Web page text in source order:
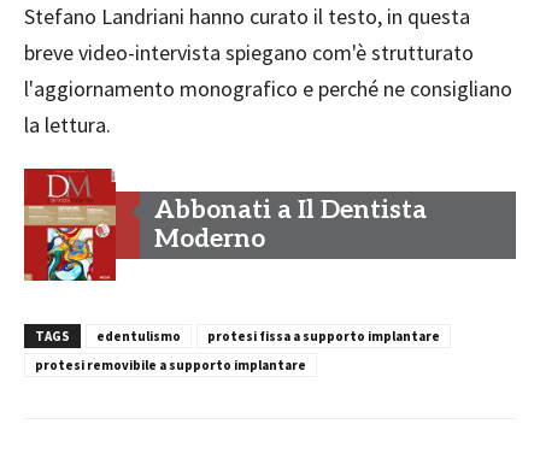
Stefano Landriani hanno curato il testo, in questa
breve video-intervista spiegano com'è strutturato
l'aggiornamento monografico e perché ne consigliano
la lettura.
Abbonati a Il Dentista
Moderno
TAGS edentulismo
protesi fissa a supporto implantare
protesi removibile a supporto implantare